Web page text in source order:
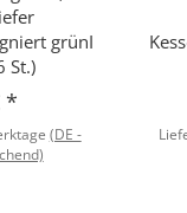
grünI
St.)
*
(DE -